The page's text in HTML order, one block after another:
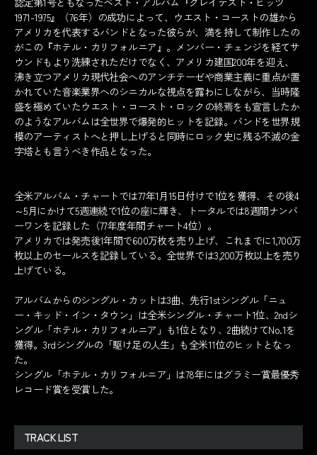
1971-1975』（76年）の成功によって、ウエスト・コーストの雄から
アメリカを代表するバンドとなった彼らが、満を持して制作したの
がこの『ホテル・カリフォルニア』。メンバー・チェンジを経てサ
ウンドもより洗練されただけでなく、アメリカ建国200年を迎え、
沸き立つアメリカ現代社会へのアンチテーゼや商業主義に重点が置
かれていた音楽業界へのシニカルな視点を露わにしながら、当時隆
盛を極めていたウエスト・コースト・ロックの終焉をも宣言したか
のようなアルバムは全世界で爆発的ヒットを記録。バンドを世界規
模のアーティストへと押し上げると同時にロック史に残る不滅の金
字塔とも言うべき作品となった。
全米アルバム・チャートでは77年1月15日付けで1位を獲得、その後4
～5月にかけて5週連続で1位の座に輝き、トータルでは8週間ナンバ
ーワンを記録した（77年度年間チャート4位）。
アメリカでは発売後1年間で600万枚を売り上げ、これまでに1,700万
枚以上のセールスを記録している。全世界では3,200万枚以上を売り
上げている。
アルバムからのシングル・カットは3曲、先行1stシングル「ニュ
ー・キッド・イン・タウン」は全米シングル・チャート1位、2ndシ
ングル「ホテル・カリフォルニア」も1位となり、2曲続けてNo.1を
獲得。3rdシングルの「駆け足の人生」も全米11位のヒットとなっ
た。
シングル「ホテル・カリフォルニア」は78年にはグラミー賞最優秀
レコード賞を受賞した。
TRACK LIST